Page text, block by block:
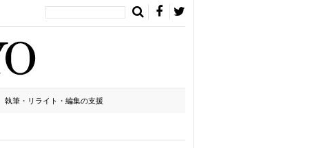
執筆・リライト・編集の支援